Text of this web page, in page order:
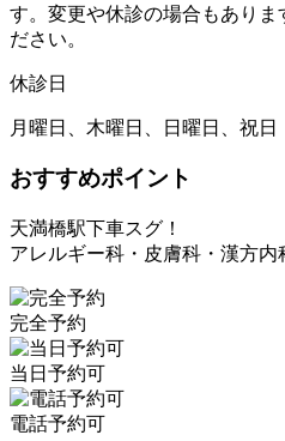
す。変更や休診の場合もありま
ださい。
休診日
月曜日、木曜日、日曜日、祝日
おすすめポイント
天満橋駅下車スグ！
アレルギー科・皮膚科・漢方内
完全予約
当日予約可
電話予約可